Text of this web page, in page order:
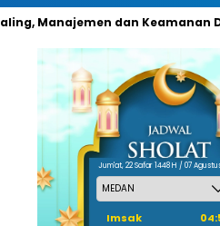
dan Keamanan Disorot
Jum'at, 22 Safar 1448 H / 07
Imsak